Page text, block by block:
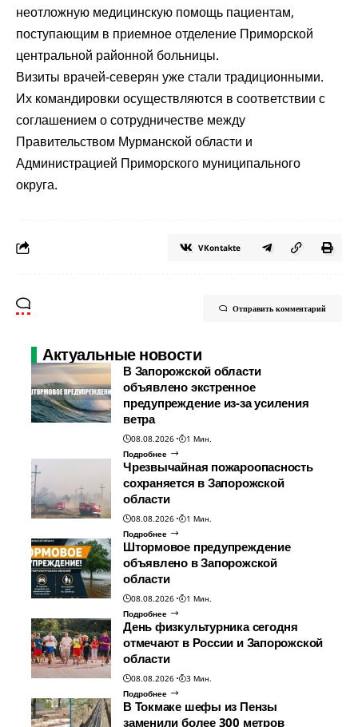
неотложную медицинскую помощь пациентам,
поступающим в приемное отделение Приморской
центральной районной больницы.
Визиты врачей-северян уже стали традиционными.
Их командировки осуществляются в соответствии с
соглашением о сотрудничестве между
Правительством Мурманской области и
Администрацией Приморского муниципального
округа.
VKontakte
Отправить комментарий
Актуальные новости
В Запорожской области
объявлено экстренное
предупреждение из-за усиления
ветра
08.08.2026
1 Мин.
Подробнее
Чрезвычайная пожароопасность
сохраняется в Запорожской
области
08.08.2026
1 Мин.
Подробнее
Штормовое предупреждение
объявлено в Запорожской
области
08.08.2026
1 Мин.
Подробнее
День физкультурника сегодня
отмечают в России и Запорожской
области
08.08.2026
3 Мин.
Подробнее
В Токмаке шефы из Пензы
заменили более 300 метров